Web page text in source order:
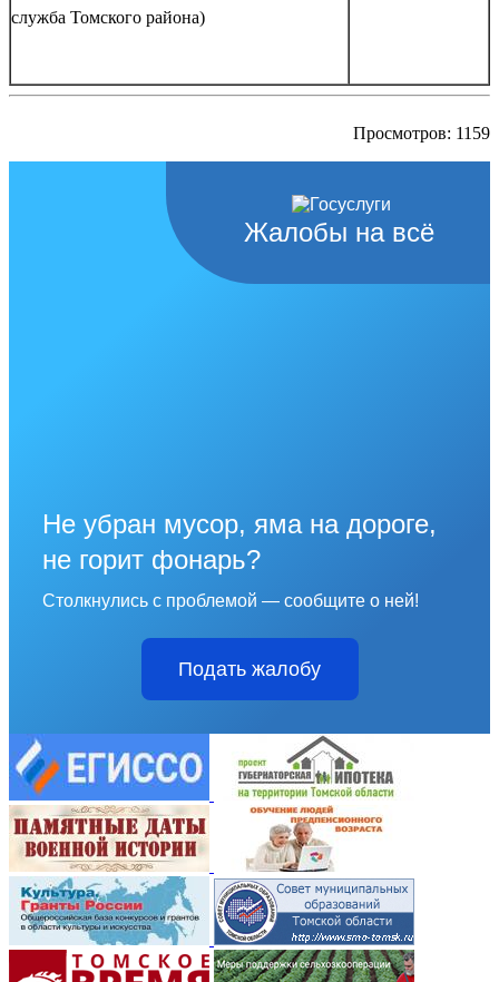
служба Томского района)
Просмотров: 1159
Жалобы на всё
Не убран мусор, яма на дороге,
не горит фонарь?
Столкнулись с проблемой — сообщите о ней!
Подать жалобу